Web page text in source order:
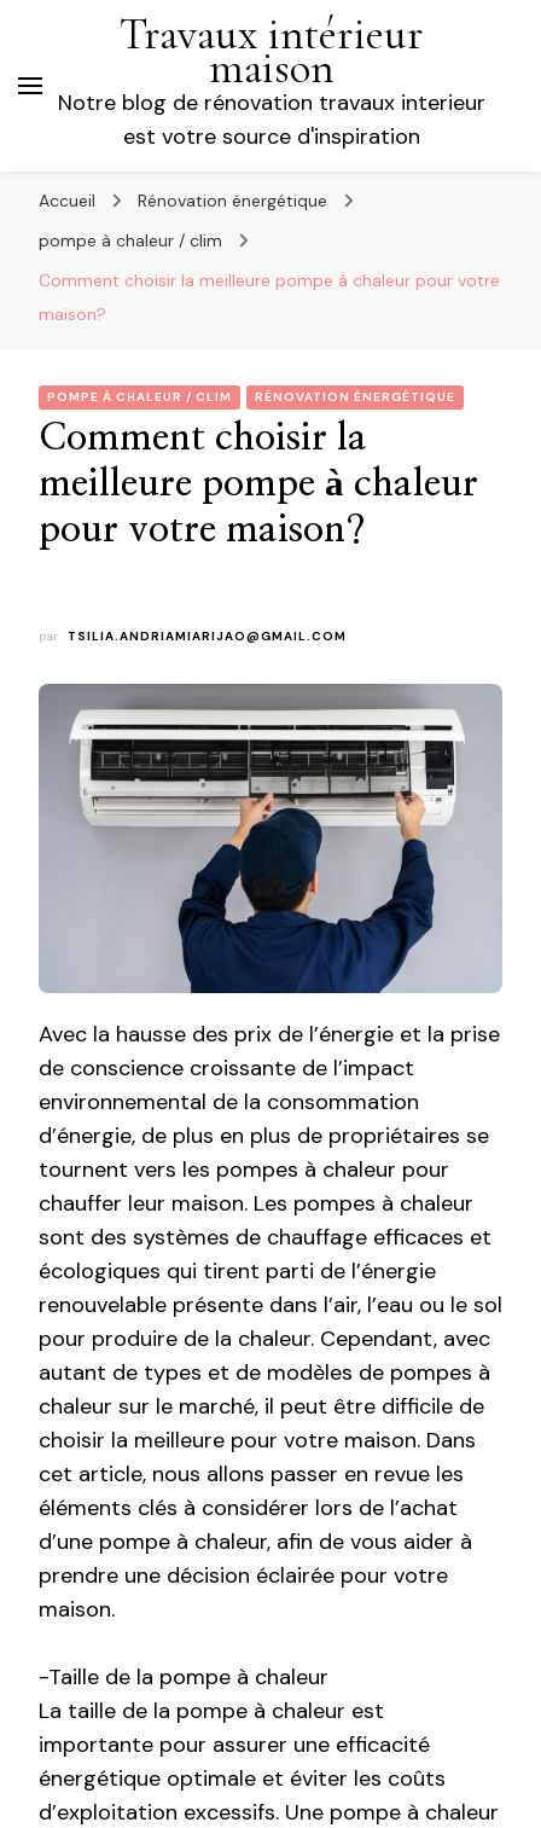
Travaux intérieur
maison
Notre blog de rénovation travaux interieur
est votre source d'inspiration
Accueil
Rénovation énergétique
pompe à chaleur / clim
Comment choisir la meilleure pompe à chaleur pour votre
maison?
POMPE À CHALEUR / CLIM RÉNOVATION ÉNERGÉTIQUE
Comment choisir la
meilleure pompe à chaleur
pour votre maison?
par TSILIA.ANDRIAMIARIJAO@GMAIL.COM
Avec la hausse des prix de l’énergie et la prise
de conscience croissante de l’impact
environnemental de la consommation
d’énergie, de plus en plus de propriétaires se
tournent vers les pompes à chaleur pour
chauffer leur maison. Les pompes à chaleur
sont des systèmes de chauffage efficaces et
écologiques qui tirent parti de l’énergie
renouvelable présente dans l’air, l’eau ou le sol
pour produire de la chaleur. Cependant, avec
autant de types et de modèles de pompes à
chaleur sur le marché, il peut être difficile de
choisir la meilleure pour votre maison. Dans
cet article, nous allons passer en revue les
éléments clés à considérer lors de l’achat
d’une pompe à chaleur, afin de vous aider à
prendre une décision éclairée pour votre
maison.
-Taille de la pompe à chaleur
La taille de la pompe à chaleur est
importante pour assurer une efficacité
énergétique optimale et éviter les coûts
d’exploitation excessifs. Une pompe à chaleur